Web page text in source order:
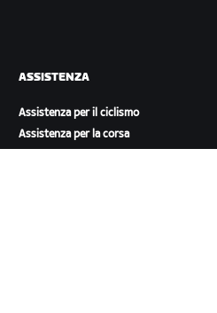
ASSISTENZA
Assistenza per il ciclismo
Assistenza per la corsa